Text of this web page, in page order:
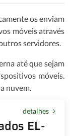
os enviam
móveis através
servidores.
até que sejam
móveis.
nuvem.
detalhes
EL-